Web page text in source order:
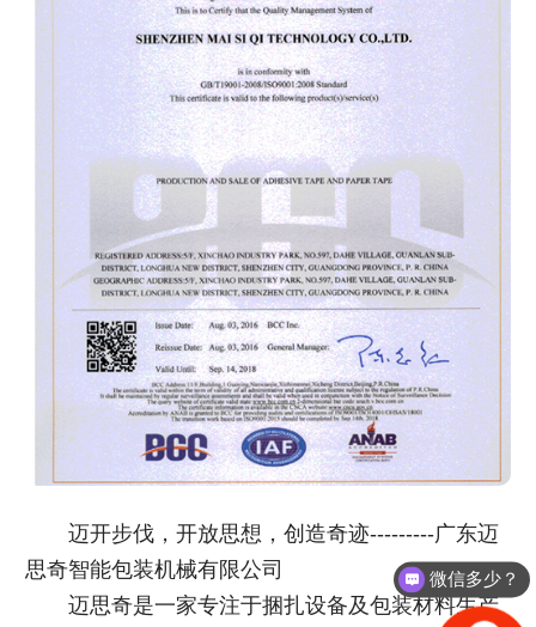
迈开步伐，开放思想，创造奇迹---------广东迈
思奇智能包装机械有限公司
迈思奇是一家专注于捆扎设备及包装材料生产
微信多少？